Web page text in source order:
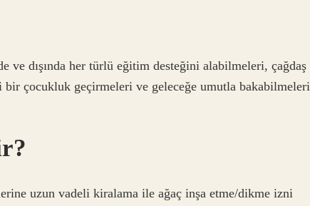
ve dışında her türlü eğitim desteğini alabilmeleri, çağdaş
bir çocukluk geçirmeleri ve geleceğe umutla bakabilmeleri
uzun vadeli kiralama ile ağaç inşa etme/dikme izni